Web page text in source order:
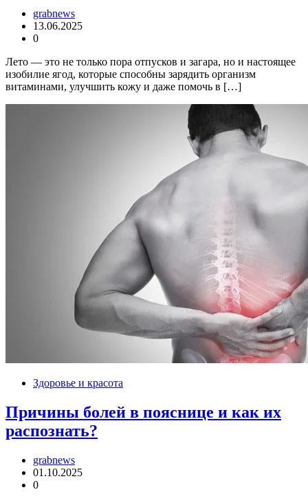
grabnews
13.06.2025
0
Лето — это не только пора отпусков и загара, но и настоящее
изобилие ягод, которые способны зарядить организм
витаминами, улучшить кожу и даже помочь в […]
Здоровье и красота
Причины болей в пояснице и как их
распознать?
grabnews
01.10.2025
0